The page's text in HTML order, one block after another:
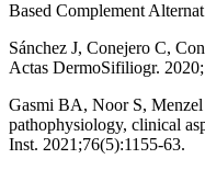
Based Complement
Sánchez J, Conejero C,
Actas DermoSifiliogr.
Gasmi BA, Noor S,
pathophysiology, clinical
Inst. 2021;76(5):1155‑63.